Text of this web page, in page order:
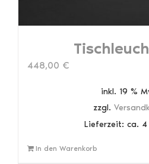
448,00 €
inkl. 19 %
zzgl.
Lieferzeit: ca. 4
In den Warenkorb